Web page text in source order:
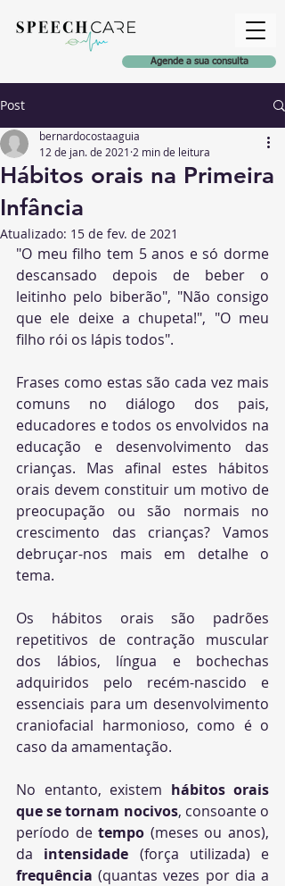
Agende a sua consulta
Post
Hábitos orais na Primeira
Infância
bernardocostaaguia
12 de jan. de 2021 2 min de leitura
Atualizado: 15 de fev. de 2021
"O meu filho tem 5 anos e só dorme
descansado depois de beber o
leitinho pelo biberão", "Não consigo
que ele deixe a chupeta!", "O meu
filho rói os lápis todos".
Frases como estas são cada vez mais
comuns no diálogo dos pais,
educadores e todos os envolvidos na
educação e desenvolvimento das
crianças. Mas afinal estes hábitos
orais devem constituir um motivo de
preocupação ou são normais no
crescimento das crianças? Vamos
debruçar-nos mais em detalhe o
tema.
Os hábitos orais são padrões
repetitivos de contração muscular
dos lábios, língua e bochechas
adquiridos pelo recém-nascido e
essenciais para um desenvolvimento
craniofacial harmonioso, como é o
caso da amamentação.
No entanto, existem hábitos orais
que se tornam nocivos, consoante o
período de tempo (meses ou anos),
da intensidade
frequência (quantas vezes por dia a